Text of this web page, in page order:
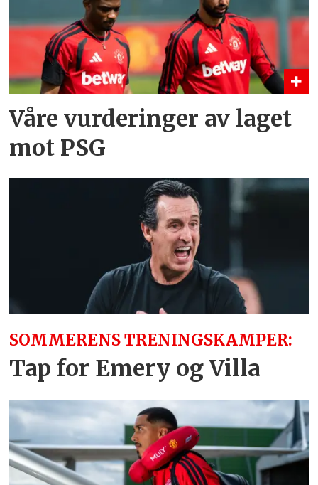
Våre vurderinger av laget
mot PSG
SOMMERENS TRENINGSKAMPER:
Tap for Emery og Villa